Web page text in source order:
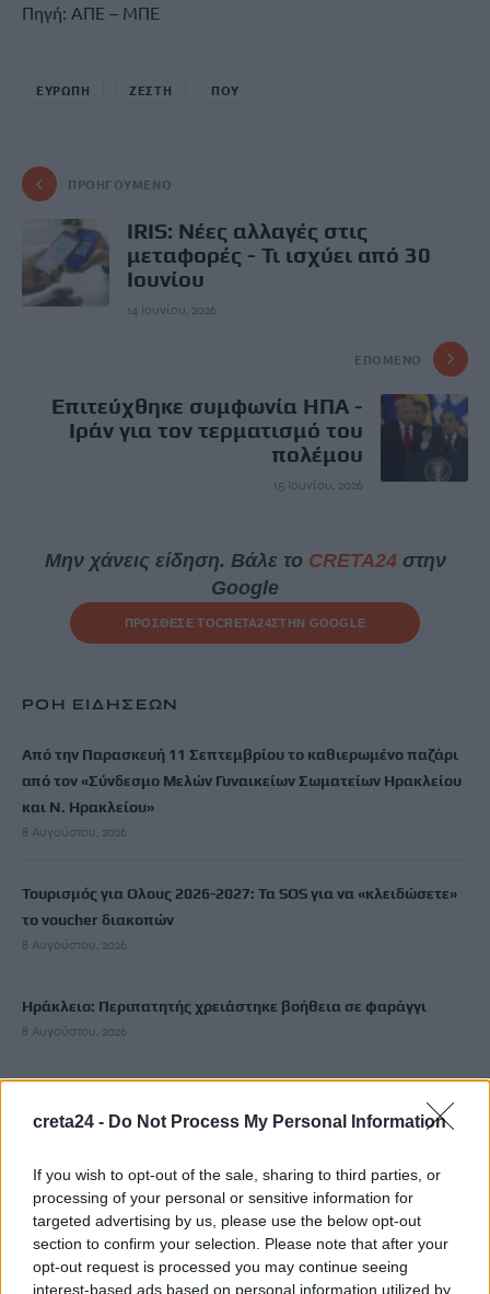
creta24 - Do Not Process My Personal Information
If you wish to opt-out of the sale, sharing to third parties, or
processing of your personal or sensitive information for
targeted advertising by us, please use the below opt-out
section to confirm your selection. Please note that after your
opt-out request is processed you may continue seeing
interest-based ads based on personal information utilized by
Πηγή: ΑΠΕ – ΜΠΕ
ΕΥΡΩΠΗ ΖΕΣΤΗ ΠΟΥ
ΠΡΟΗΓΟΎΜΕΝΟ
IRIS: Νέες αλλαγές στις
μεταφορές - Τι ισχύει από 30
Ιουνίου
14 Ιουνίου, 2026
ΕΠΌΜΕΝΟ
Επιτεύχθηκε συμφωνία ΗΠΑ -
Ιράν για τον τερματισμό του
πολέμου
15 Ιουνίου, 2026
Μην χάνεις είδηση. Βάλε το CRETA24στην
Google
ΠΡΟΣΘΕΣΕ ΤΟCRETA24ΣΤΗΝ GOOGLE
ΡΟΗ ΕΙΔΗΣΕΩΝ
Από την Παρασκευή 11 Σεπτεμβρίου το καθιερωμένο παζάρι
από τον «Σύνδεσμο Μελών Γυναικείων Σωματείων Ηρακλείου
και Ν. Ηρακλείου»
8 Αυγούστου, 2026
Τουρισμός για Ολους 2026-2027: Τα SOS για να «κλειδώσετε»
το voucher διακοπών
8 Αυγούστου, 2026
Ηράκλειο: Περιπατητής χρειάστηκε βοήθεια σε φαράγγι
8 Αυγούστου, 2026
8 Αυγούστου, 2026
Χανιά: Αναστάτωση από φωτιά κοντά σε σπίτια
8 Αυγούστου, 2026
Σε 57χρονη γυναίκα ανήκει η σορός στον Λυκαβηττό
8 Αυγούστου, 2026